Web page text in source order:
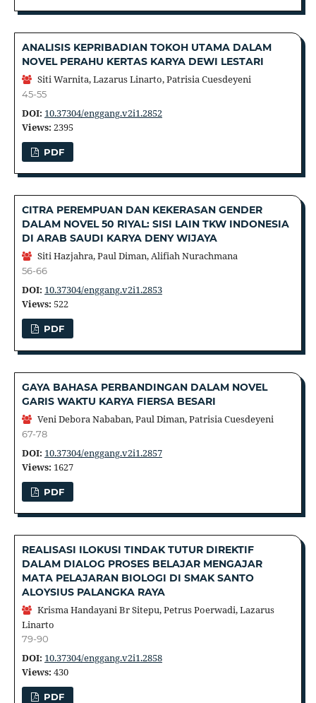
ANALISIS KEPRIBADIAN TOKOH UTAMA DALAM
NOVEL PERAHU KERTAS KARYA DEWI LESTARI
Siti Warnita, Lazarus Linarto, Patrisia Cuesdeyeni
45-55
DOI: 10.37304/enggang.v2i1.2852
Views: 2395
PDF
CITRA PEREMPUAN DAN KEKERASAN GENDER
DALAM NOVEL 50 RIYAL: SISI LAIN TKW INDONESIA
DI ARAB SAUDI KARYA DENY WIJAYA
Siti Hazjahra, Paul Diman, Alifiah Nurachmana
56-66
DOI: 10.37304/enggang.v2i1.2853
Views: 522
PDF
GAYA BAHASA PERBANDINGAN DALAM NOVEL
GARIS WAKTU KARYA FIERSA BESARI
Veni Debora Nababan, Paul Diman, Patrisia Cuesdeyeni
67-78
DOI: 10.37304/enggang.v2i1.2857
Views: 1627
PDF
REALISASI ILOKUSI TINDAK TUTUR DIREKTIF
DALAM DIALOG PROSES BELAJAR MENGAJAR
MATA PELAJARAN BIOLOGI DI SMAK SANTO
ALOYSIUS PALANGKA RAYA
Krisma Handayani Br Sitepu, Petrus Poerwadi, Lazarus
Linarto
79-90
DOI: 10.37304/enggang.v2i1.2858
Views: 430
PDF